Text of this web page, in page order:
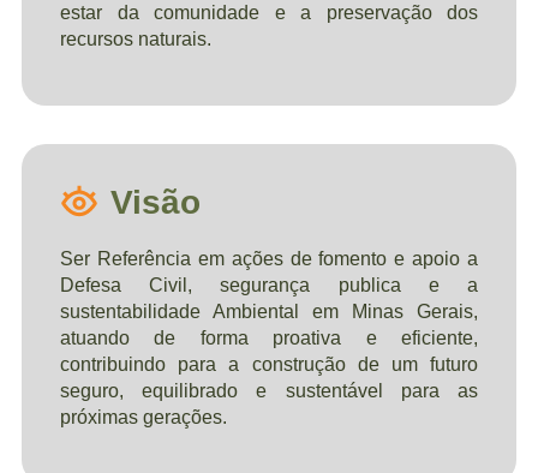
estar da comunidade e a preservação dos
recursos naturais.
Visão
Ser Referência em ações de fomento e apoio a
Defesa Civil, segurança publica e a
sustentabilidade Ambiental em Minas Gerais,
atuando de forma proativa e eficiente,
contribuindo para a construção de um futuro
seguro, equilibrado e sustentável para as
próximas gerações.